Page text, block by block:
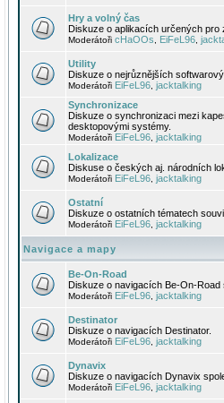
Hry a volný čas
Diskuze o aplikacích určených pro
Moderátoři cHaOOs EiFeL96
Utility
Diskuze o nejrůznějších
Moderátoři EiFeL96 jacktalking
Synchronizace
Diskuze o synchronizaci mezi
desktopovými systémy.
Moderátoři EiFeL96 jacktalking
Lokalizace
Diskuse o českých aj. národních
Moderátoři EiFeL96 jacktalking
Ostatní
Diskuze o ostatních tématech
Moderátoři EiFeL96 jacktalking
Navigace a mapy
Be-On-Road
Diskuze o navigacích Be-On-Road
Moderátoři EiFeL96 jacktalking
Destinator
Diskuze o navigacích Destinator.
Moderátoři EiFeL96 jacktalking
Dynavix
Diskuze o navigacích Dynavix
Moderátoři EiFeL96 jacktalking